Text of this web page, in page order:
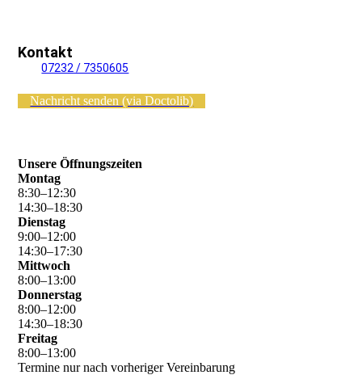
Kontakt
Tel.:07232 / 7350605
Nachricht senden (via Doctolib)
Unsere Öffnungszeiten
Montag
8:30–12:30
14:30–18:30
Dienstag
9:00–12:00
14:30–17:30
Mittwoch
8:00–13:00
Donnerstag
8:00–12:00
14:30–18:30
Freitag
8:00–13:00
Termine nur nach vorheriger Vereinbarung